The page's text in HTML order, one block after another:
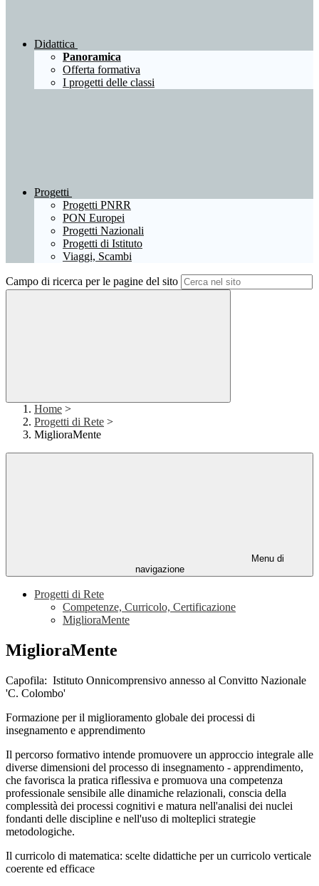
Didattica
Panoramica
Offerta formativa
I progetti delle classi
Progetti
Progetti PNRR
PON Europei
Progetti Nazionali
Progetti di Istituto
Viaggi, Scambi
Campo di ricerca per le pagine del sito
Home >
Progetti di Rete >
MiglioraMente
Menu di
navigazione
Progetti di Rete
Competenze, Curricolo, Certificazione
MiglioraMente
MiglioraMente
Capofila: Istituto Onnicomprensivo annesso al Convitto Nazionale
'C. Colombo'
Formazione per il miglioramento globale dei processi di
insegnamento e apprendimento
Il percorso formativo intende promuovere un approccio integrale alle
diverse dimensioni del processo di insegnamento - apprendimento,
che favorisca la pratica riflessiva e promuova una competenza
professionale sensibile alle dinamiche relazionali, conscia della
complessità dei processi cognitivi e matura nell'analisi dei nuclei
fondanti delle discipline e nell'uso di molteplici strategie
metodologiche.
Il curricolo di matematica: scelte didattiche per un curricolo verticale
coerente ed efficace